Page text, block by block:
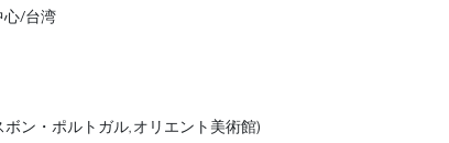
/台湾
ボン・ポルトガル, オリエント美術館)